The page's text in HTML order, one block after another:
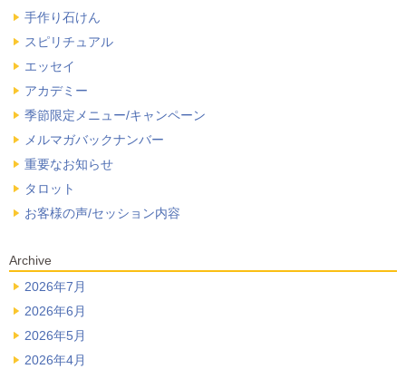
手作り石けん
スピリチュアル
エッセイ
アカデミー
季節限定メニュー/キャンペーン
メルマガバックナンバー
重要なお知らせ
タロット
お客様の声/セッション内容
Archive
2026年7月
2026年6月
2026年5月
2026年4月